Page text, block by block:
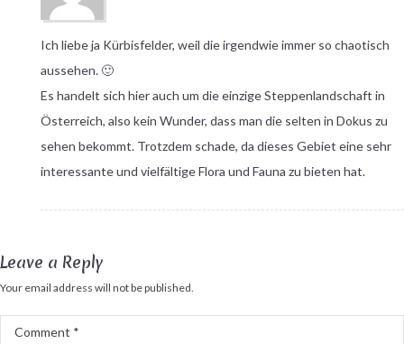
Ich liebe ja Kürbisfelder, weil die irgendwie immer so chaotisch
aussehen. 🙂
Es handelt sich hier auch um die einzige Steppenlandschaft in
Österreich, also kein Wunder, dass man die selten in Dokus zu
sehen bekommt. Trotzdem schade, da dieses Gebiet eine sehr
interessante und vielfältige Flora und Fauna zu bieten hat.
Leave a Reply
Your email address will not be published.
Comment